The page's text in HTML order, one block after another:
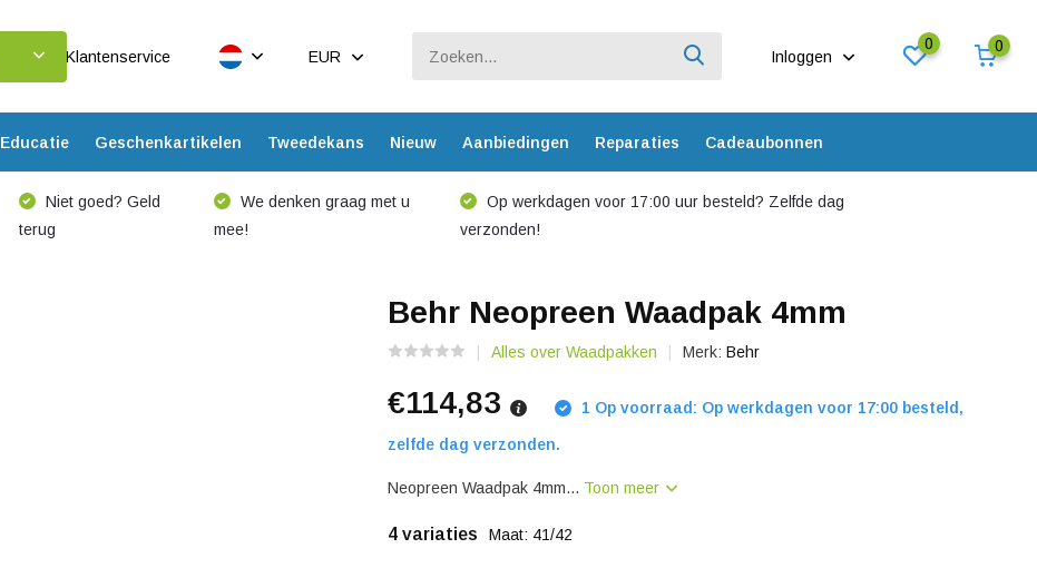
Klantenservice EUR Inloggen
0 0
Educatie Geschenkartikelen Tweedekans Nieuw Aanbiedingen Reparaties Cadeaubonnen
Niet goed? Geld
terug
We denken graag met u
mee!
Op werkdagen voor 17:00 uur besteld? Zelfde dag
verzonden!
Behr Neopreen Waadpak 4mm
Alles over Waadpakken Merk:Behr
€114,83 1 Op voorraad: Op werkdagen voor 17:00 besteld,
zelfde dag verzonden.
Neopreen Waadpak 4mm... Toon meer
4 variaties Maat: 41/42